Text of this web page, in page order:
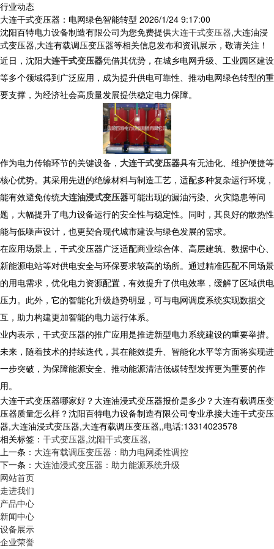
行业动态
大连干式变压器：电网绿色智能转型 2026/1/24 9:17:00
沈阳百特电力设备制造有限公司为您免费提供大连干式变压器,大连油浸
式变压器,大连有载调压变压器等相关信息发布和资讯展示，敬请关注！
近日，沈阳大连干式变压器凭借其优势，在城乡电网升级、工业园区建设
等多个领域得到广泛应用，成为提升供电可靠性、推动电网绿色转型的重
要支撑，为经济社会高质量发展提供稳定电力保障。
作为电力传输环节的关键设备， 大连干式变压器具有无油化、维护便捷等
核心优势。其采用先进的绝缘材料与制造工艺，适配多种复杂运行环境，
能有效避免传统大连油浸式变压器可能出现的漏油污染、火灾隐患等问
题，大幅提升了电力设备运行的安全性与稳定性。同时，其良好的散热性
能与低噪声设计，也更契合现代城市建设与绿色发展的需求。
在应用场景上，干式变压器广泛适配商业综合体、高层建筑、数据中心、
新能源电站等对供电安全与环保要求较高的场所。通过精准匹配不同场景
的用电需求，优化电力资源配置，有效提升了供电效率，缓解了区域供电
压力。此外，它的智能化升级趋势明显，可与电网调度系统实现数据交
互，助力构建更加智能的电力运行体系。
业内表示，干式变压器的推广应用是推进新型电力系统建设的重要举措。
未来，随着技术的持续迭代，其在能效提升、智能化水平等方面将实现进
一步突破，为保障能源安全、推动能源清洁低碳转型发挥更为重要的作
用。
大连干式变压器哪家好？大连油浸式变压器报价是多少？大连有载调压变
压器质量怎么样？沈阳百特电力设备制造有限公司专业承接大连干式变压
器,大连油浸式变压器,大连有载调压变压器,,电话:13314023578
相关标签： 干式变压器,沈阳干式变压器,
上一条： 大连有载调压变压器：助力电网柔性调控
下一条： 大连油浸式变压器：助力能源系统升级
网站首页
走进我们
产品中心
新闻中心
设备展示
企业荣誉